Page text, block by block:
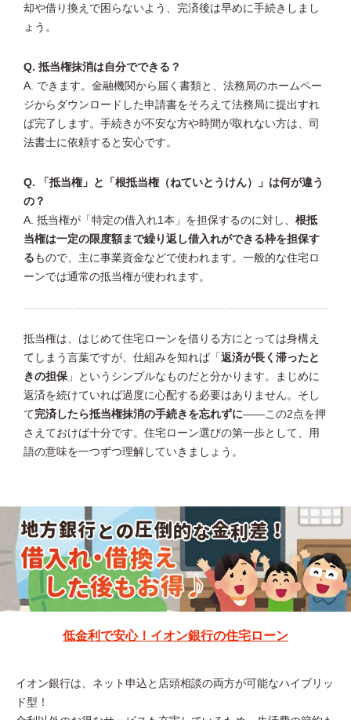
却や借り換えで困らないよう、完済後は早めに手続きしまし
ょう。
Q. 抵当権抹消は自分でできる？
A. できます。金融機関から届く書類と、法務局のホームペー
ジからダウンロードした申請書をそろえて法務局に提出すれ
ば完了します。手続きが不安な方や時間が取れない方は、司
法書士に依頼すると安心です。
Q. 「抵当権」と「根抵当権（ねていとうけん）」は何が違う
の？
A. 抵当権が「特定の借入れ1本」を担保するのに対し、 根抵
当権は一定の限度額まで繰り返し借入れができる枠を担保す
る もので、主に事業資金などで使われます。一般的な住宅ロ
ーンでは通常の抵当権が使われます。
抵当権は、はじめて住宅ローンを借りる方にとっては身構え
てしまう言葉ですが、仕組みを知れば「 返済が長く滞ったと
きの担保」というシンプルなものだと分かります。まじめに
返済を続けていれば過度に心配する必要はありません。そし
て完済したら抵当権抹消の手続きを忘れずに——この2点を押
さえておけば十分です。住宅ローン選びの第一歩として、用
語の意味を一つずつ理解していきましょう。
低金利で安心！イオン銀行の住宅ローン
イオン銀行は、ネット申込と店頭相談の両方が可能なハイブリッ
ド型！